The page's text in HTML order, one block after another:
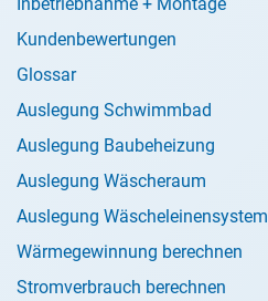
Kundenbewertungen
Glossar
Auslegung Schwimmbad
Auslegung Baubeheizung
Auslegung Wäscheraum
Auslegung Wäscheleinensystem
Wärmegewinnung berechnen
Stromverbrauch berechnen